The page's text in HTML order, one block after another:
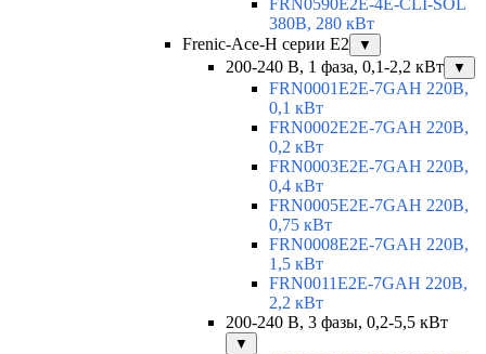
FRN0590E2E-4E-CLI-SOL
380В, 280 кВт
Frenic-Ace-H серии E2
▼
200-240 В, 1 фаза, 0,1-2,2 кВт ▼
FRN0001E2E-7GAH 220В,
0,1 кВт
FRN0002E2E-7GAH 220В,
0,2 кВт
FRN0003E2E-7GAH 220В,
0,4 кВт
FRN0005E2E-7GAH 220В,
0,75 кВт
FRN0008E2E-7GAH 220В,
1,5 кВт
FRN0011E2E-7GAH 220В,
2,2 кВт
200-240 В, 3 фазы, 0,2-5,5 кВт
▼